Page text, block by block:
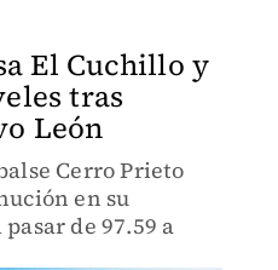
El Cuchillo y
tras
León
Cerro Prieto
en su
de 97.59 a